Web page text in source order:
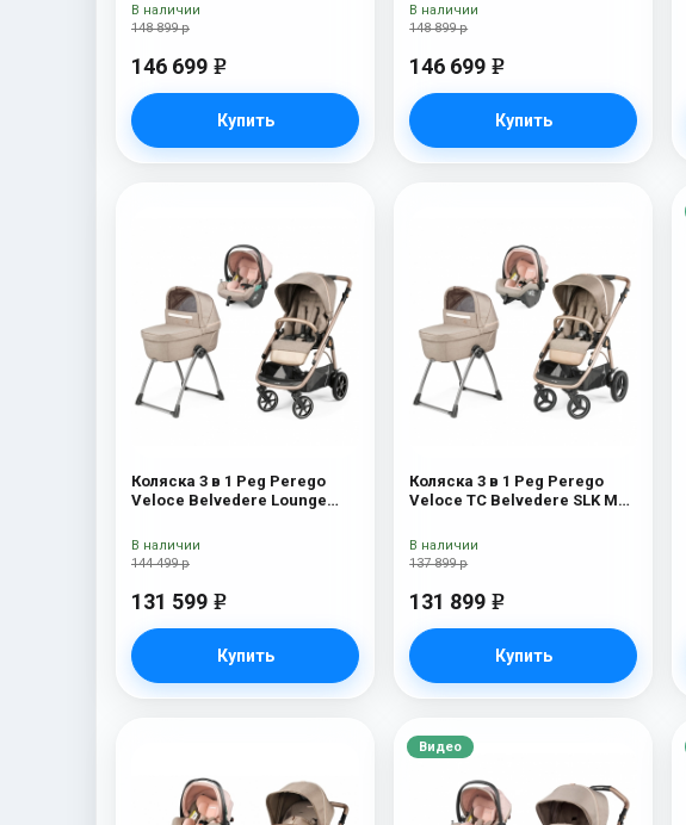
148 899 р
146 699 e
Купить
В наличии
148 899 р
146 699 e
Купить
В наличии
Коляска 3 в 1 Peg Perego
Veloce Belvedere Lounge
144 499 р
131 599 e
Купить
В наличии
Коляска 3 в 1 Peg Perego
Veloce TC Belvedere SLK Mon
137 899 р
131 899 e
Купить
В наличии
Видео